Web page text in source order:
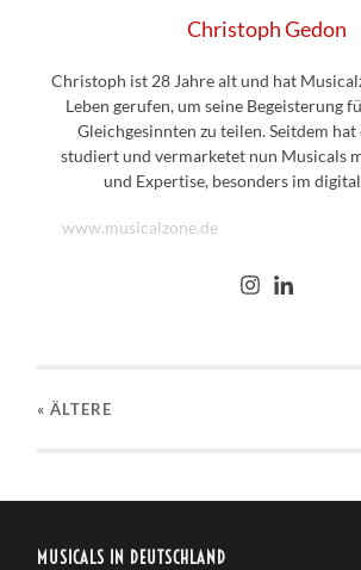
Christoph Gedon
Christoph ist 28 Jahre alt und hat
Leben gerufen, um seine Begeisterung
Gleichgesinnten zu teilen. Seitdem
studiert und vermarketet nun Musicals
und Expertise, besonders im
www.musicalzone.de
« ÄLTERE
MUSICALS IN DEUTSCHLAND